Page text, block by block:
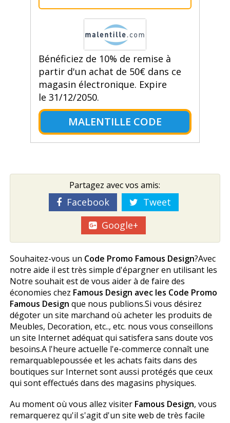
Bénéficiez de 10% de remise à
partir d'un achat de 50€ dans ce
magasin électronique. Expire
le 31/12/2050.
MALENTILLE CODE
Partagez avec vos amis:
Facebook
Tweet
Google+
Souhaitez-vous un Code Promo Famous Design?Avec
notre aide il est très simple d'épargner en utilisant les
Notre souhait est de vous aider à de faire des
économies chez Famous Design avec les Code Promo
Famous Design que nous publions.Si vous désirez
dégoter un site marchand où acheter les produits de
Meubles, Decoration, etc.., etc. nous vous conseillons
un site Internet adéquat qui satisfera sans doute vos
besoins.A l'heure actuelle l'e-commerce connaît une
remarquablepoussée et les achats faits dans des
boutiques sur Internet sont aussi protégés que ceux
qui sont effectués dans des magasins physiques.
Au moment où vous allez visiter Famous Design, vous
remarquerez qu'il s'agit d'un site web de très facile